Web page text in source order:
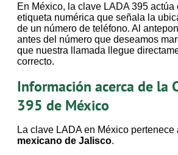
En México, la clave LADA 395 actúa
etiqueta numérica que señala la
de un número de teléfono. Al
antes del número que deseamos
que nuestra llamada llegue
correcto.
Información acerca de la
395 de México
La clave LADA en México pertenece
mexicano de Jalisco.